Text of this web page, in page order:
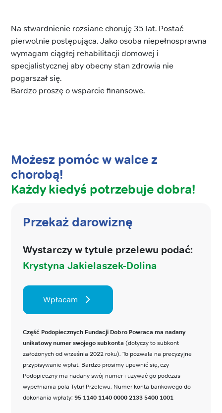
Na stwardnienie rozsiane choruję 35 lat. Postać
pierwotnie postępująca. Jako osoba niepełnosprawna
wymagam ciągłej rehabilitacji domowej i
specjalistycznej aby obecny stan zdrowia nie
pogarszał się.
Bardzo proszę o wsparcie finansowe.
Możesz pomóc w walce z
chorobą!
Każdy kiedyś potrzebuje dobra!
Przekaż darowiznę
Wystarczy w tytule przelewu podać:
Krystyna Jakielaszek-Dolina
Wpłacam
Część Podopiecznych Fundacji Dobro Powraca ma nadany
unikatowy numer swojego subkonta (dotyczy to subkont
założonych od września 2022 roku). To pozwala na precyzyjne
przypisywanie wpłat. Bardzo prosimy upewnić się, czy
Podopieczny ma nadany swój numer i używać go podczas
wypełniania pola Tytuł Przelewu. Numer konta bankowego do
dokonania wpłaty: 95 1140 1140 0000 2133 5400 1001